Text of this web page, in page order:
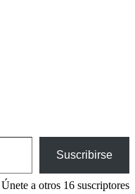
Suscribirse
Únete a otros 16 suscriptores